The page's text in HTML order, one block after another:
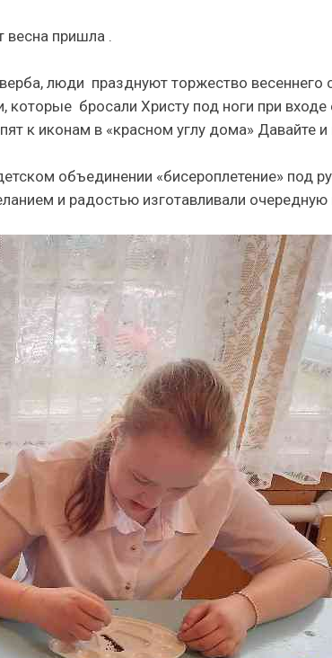
.
люди празднуют торжество весеннего
бросали Христу под ноги при входе
к иконам в «красном углу дома» Давайте
объединении «бисероплетение» под
и радостью изготавливали очередную